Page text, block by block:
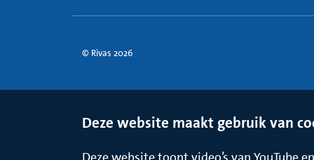
© Rivas 2026
Deze website maakt gebruik van